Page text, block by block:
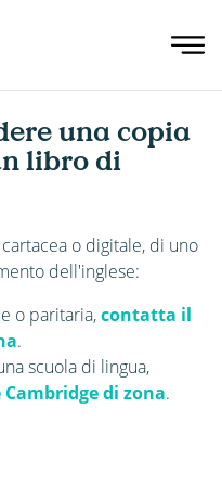
una copia
libro di
o digitale, di uno
dell'inglese:
o paritaria,contatta il
.
scuola di lingua,
di zona.